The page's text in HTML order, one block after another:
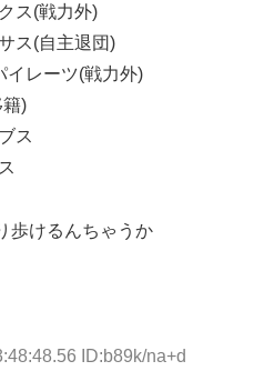
ス(戦力外)
ス(自主退団)
イレーツ(戦力外)
)
ス
歩けるんちゃうか
ID:b89k/na+d